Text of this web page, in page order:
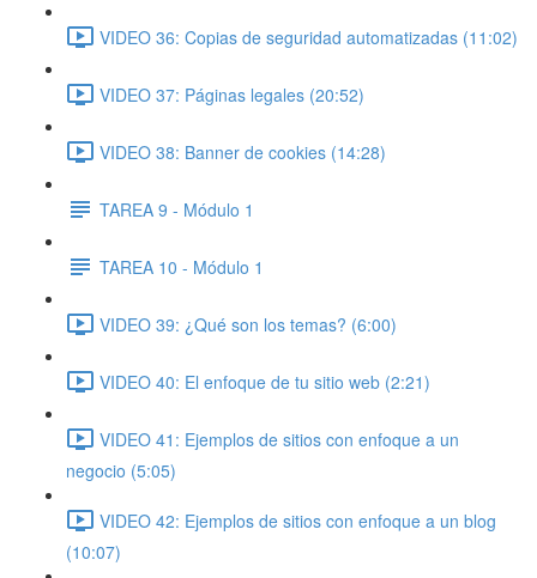
VIDEO 36: Copias de seguridad automatizadas (11:02)
VIDEO 37: Páginas legales (20:52)
VIDEO 38: Banner de cookies (14:28)
TAREA 9 - Módulo 1
TAREA 10 - Módulo 1
VIDEO 39: ¿Qué son los temas? (6:00)
VIDEO 40: El enfoque de tu sitio web (2:21)
VIDEO 41: Ejemplos de sitios con enfoque a un
negocio (5:05)
VIDEO 42: Ejemplos de sitios con enfoque a un blog
(10:07)